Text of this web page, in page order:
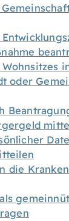
oder
die